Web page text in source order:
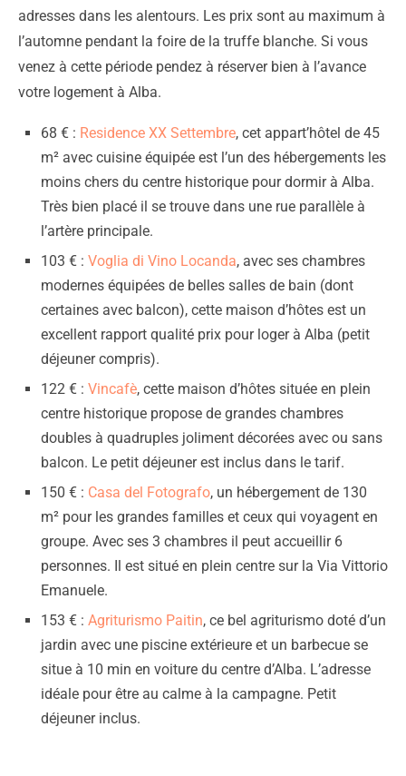
adresses dans les alentours. Les prix sont au maximum à
l’automne pendant la foire de la truffe blanche. Si vous
venez à cette période pendez à réserver bien à l’avance
votre logement à Alba.
68 € : Residence XX Settembre, cet appart’hôtel de 45
m² avec cuisine équipée est l’un des hébergements les
moins chers du centre historique pour dormir à Alba.
Très bien placé il se trouve dans une rue parallèle à
l’artère principale.
103 € : Voglia di Vino Locanda, avec ses chambres
modernes équipées de belles salles de bain (dont
certaines avec balcon), cette maison d’hôtes est un
excellent rapport qualité prix pour loger à Alba (petit
déjeuner compris).
122 € : Vincafè, cette maison d’hôtes située en plein
centre historique propose de grandes chambres
doubles à quadruples joliment décorées avec ou sans
balcon. Le petit déjeuner est inclus dans le tarif.
150 € : Casa del Fotografo, un hébergement de 130
m² pour les grandes familles et ceux qui voyagent en
groupe. Avec ses 3 chambres il peut accueillir 6
personnes. Il est situé en plein centre sur la Via Vittorio
Emanuele.
153 € : Agriturismo Paitin, ce bel agriturismo doté d’un
jardin avec une piscine extérieure et un barbecue se
situe à 10 min en voiture du centre d’Alba. L’adresse
idéale pour être au calme à la campagne. Petit
déjeuner inclus.